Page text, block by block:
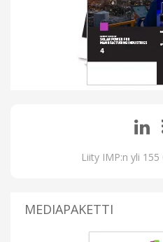
Liity IMP:n yli
MEDIAPAKETTI